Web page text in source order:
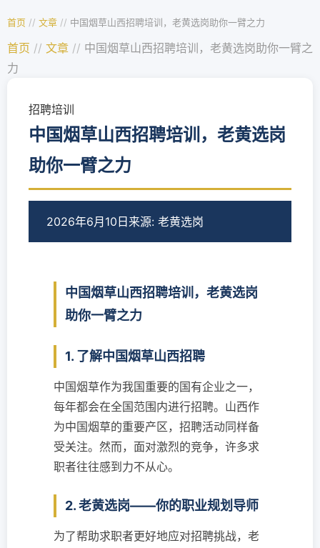
首页 // 文章 // 中国烟草山西招聘培训，老黄选岗助你一臂之力
首页 // 文章 // 中国烟草山西招聘培训，老黄选岗助你一臂之
力
招聘培训
中国烟草山西招聘培训，老黄选岗
助你一臂之力
2026年6月10日 来源: 老黄选岗
中国烟草山西招聘培训，老黄选岗
助你一臂之力
1. 了解中国烟草山西招聘
中国烟草作为我国重要的国有企业之一，
每年都会在全国范围内进行招聘。山西作
为中国烟草的重要产区，招聘活动同样备
受关注。然而，面对激烈的竞争，许多求
职者往往感到力不从心。
2. 老黄选岗——你的职业规划导师
为了帮助求职者更好地应对招聘挑战，老